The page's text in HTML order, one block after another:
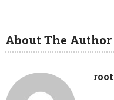
About The Author
root